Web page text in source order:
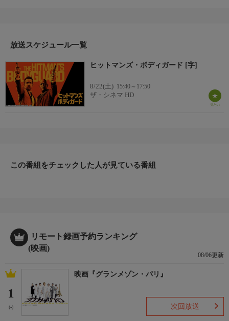
【出演】ライアン・レイノルズ、サミュエル・L・ジャクソン、
放送スケジュール一覧
ヒットマンズ・ボディガード [字]
8/22(土) 15:40～17:50
ザ・シネマ HD
この番組をチェックした人が見ている番組
リモート録画予約ランキング
(映画)
08/06更新
1
(-)
映画『グランメゾン・パリ』
次回放送